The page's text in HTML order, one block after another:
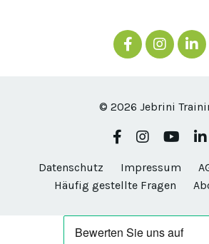
© 2026 Jebrini
Datenschutz Impressum
Häufig gestellte Fragen